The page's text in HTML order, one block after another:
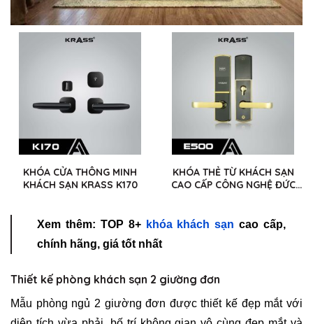
KHÓA CỬA THÔNG MINH
KHÁCH SẠN KRASS K170
KHÓA THẺ TỪ KHÁCH SẠN
CAO CẤP CÔNG NGHỆ ĐỨC
Xem thêm: TOP 8+ khóa khách sạn cao cấp,
chính hãng, giá tốt nhất
Thiết kế phòng khách sạn 2 giường đơn
Mẫu phòng ngủ 2 giường đơn được thiết kế đẹp mắt với